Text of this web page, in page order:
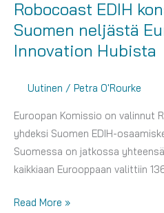
Robocoast EDIH
Suomen neljästä
Innovation Hubista
Uutinen / Petra O'Rourke
Euroopan Komissio on valinnut
yhdeksi Suomen EDIH-
Suomessa on jatkossa
kaikkiaan Eurooppaan valittiin
Robocoast
Read More »